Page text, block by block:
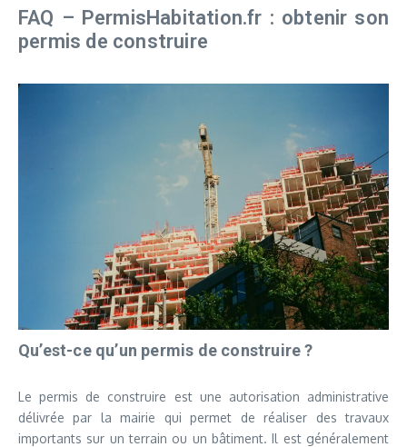
FAQ – PermisHabitation.fr : obtenir son
permis de construire
Qu’est-ce qu’un permis de construire ?
Le permis de construire est une autorisation administrative
délivrée par la mairie qui permet de réaliser des travaux
importants sur un terrain ou un bâtiment. Il est généralement